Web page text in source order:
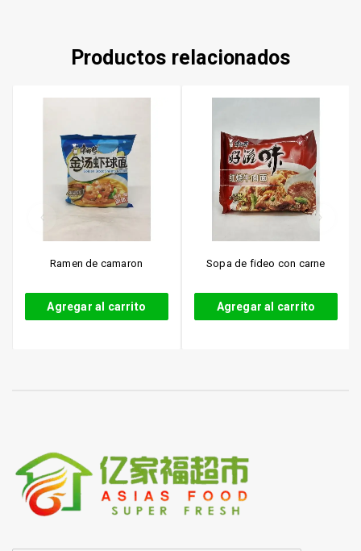
Productos relacionados
Ramen de camaron
Agregar al carrito
Sopa de fideo con carne
Agregar al carrito